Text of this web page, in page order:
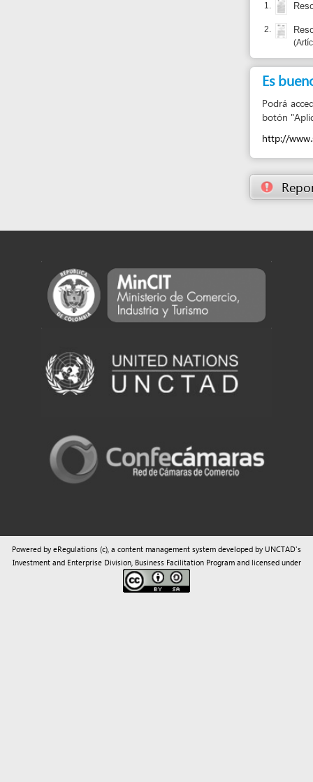
Es bueno
Podrá acceder
botón "Aplique
http://
Reportar
Powered by eRegulations (c), a content management system developed by UNCTAD's
Investment and Enterprise Division,Business Facilitation Programand licensed under